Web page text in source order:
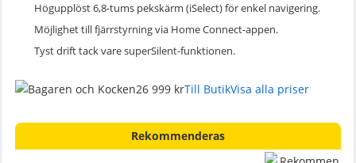
Högupplöst 6,8-tums pekskärm (iSelect) för enkel navigering.
Möjlighet till fjärrstyrning via Home Connect-appen.
Tyst drift tack vare superSilent-funktionen.
26 999 krTill ButikVisa alla priser
Rekommenderas